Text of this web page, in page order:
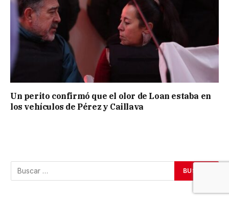
Un perito confirmó que el olor de Loan estaba en
los vehículos de Pérez y Caillava